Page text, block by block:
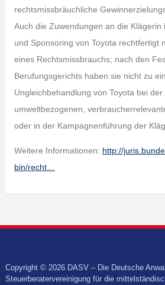
rechtsmissbräuchliche
Auch die Zuwendungen an die Klägerin
und Sponsoring von Toyota rechtfertigt
eines Rechtsmissbrauchs; nach den
Berufungsgerichts haben sie nicht zu
Ungleichbehandlung von Toyota bei der
umweltbezogenen,
oder in der Kampagnenführung der
Weitere Informationen: http://
bin/recht…
Copyright © 2026 DASV – Die Deutsche
Steuerberatervereinigung für die